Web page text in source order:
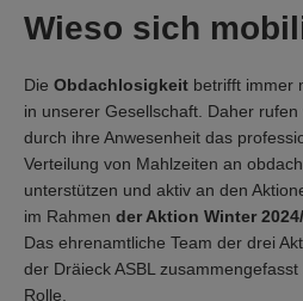
Wieso sich
Die Obdachlosigkeit betrifft immer
in unserer Gesellschaft. Daher
durch ihre Anwesenheit das
Verteilung von Mahlzeiten an
unterstützen und aktiv an den
im Rahmen der Aktion Winter
Das ehrenamtliche Team der drei
der Dräieck ASBL
Rolle.